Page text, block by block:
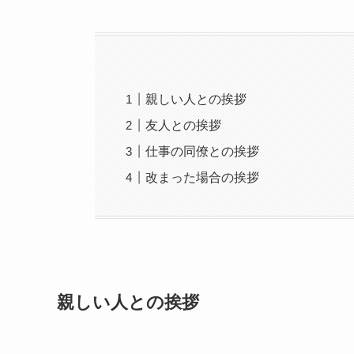
親しい人との挨拶
友人との挨拶
仕事の同僚との挨拶
改まった場合の挨拶
親しい人との挨拶